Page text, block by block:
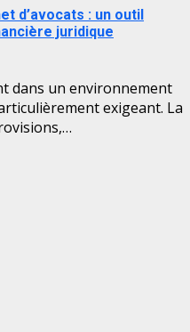
d’avocats : un outil
juridique
dans un environnement
exigeant. La